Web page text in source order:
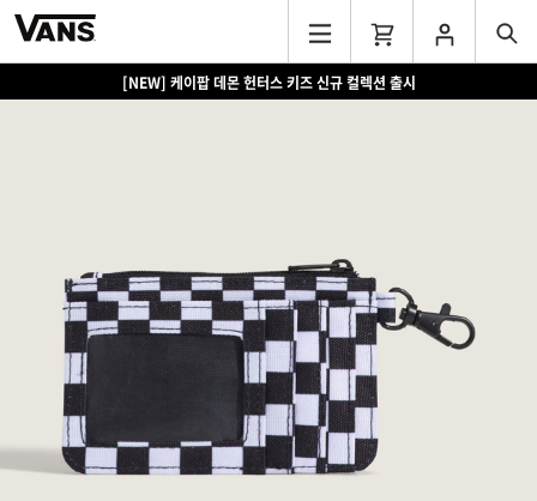
[NEW] 케이팝 데몬 헌터스 키즈 신규 컬렉션 출시